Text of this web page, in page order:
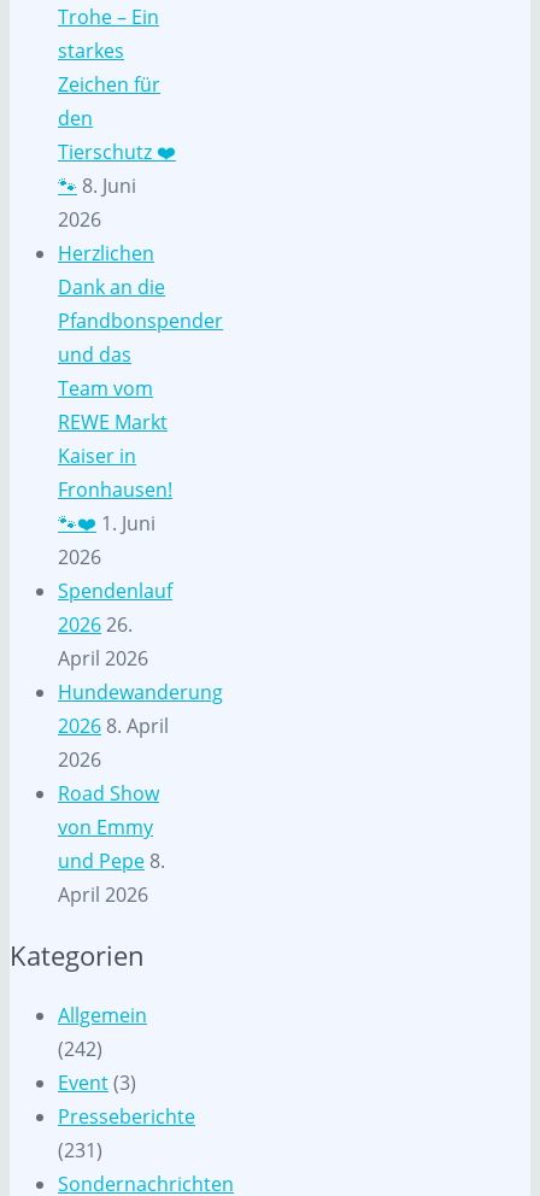
Trohe – Ein
starkes
Zeichen für
den
Tierschutz ❤️
🐾 8. Juni
2026
Herzlichen
Dank an die
Pfandbonspender
und das
Team vom
REWE Markt
Kaiser in
Fronhausen!
🐾❤️ 1. Juni
2026
Spendenlauf
202626.
April 2026
Hundewanderung
2026 8. April
2026
Road Show
von Emmy
und Pepe 8.
April 2026
Kategorien
Allgemein
(242)
Event(3)
Presseberichte
(231)
Sondernachrichten